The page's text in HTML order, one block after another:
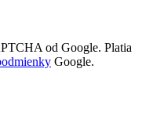
od Google. Platia
Google.